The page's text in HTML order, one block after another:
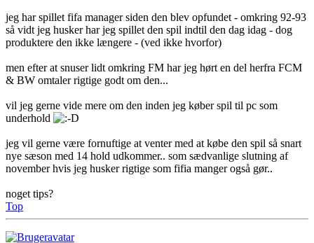
jeg har spillet fifa manager siden den blev opfundet - omkring 92-93
så vidt jeg husker har jeg spillet den spil indtil den dag idag - dog
produktere den ikke længere - (ved ikke hvorfor)
men efter at snuser lidt omkring FM har jeg hørt en del herfra FCM
& BW omtaler rigtige godt om den...
vil jeg gerne vide mere om den inden jeg køber spil til pc som
underhold
jeg vil gerne være fornuftige at venter med at købe den spil så snart
nye sæson med 14 hold udkommer.. som sædvanlige slutning af
november hvis jeg husker rigtige som fifia manger også gør..
noget tips?
Top